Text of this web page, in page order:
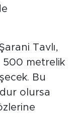
Tavlı,
500 metrelik
Bu
olursa